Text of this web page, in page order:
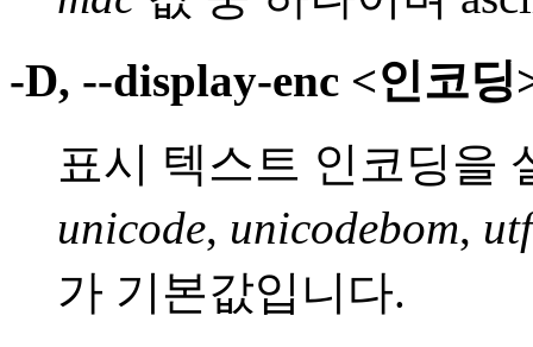
-D, --display-enc <인코딩
표시 텍스트 인코딩을
unicode, unicodebom,
가 기본값입니다.